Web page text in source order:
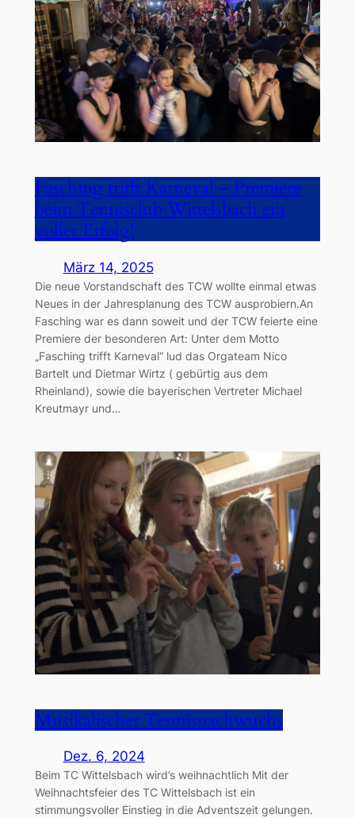
Fasching trifft Karneval – Premiere
beim Tennisclub Wittelsbach ein
voller Erfolg!
März 14, 2025
Die neue Vorstandschaft des TCW wollte einmal etwas
Neues in der Jahresplanung des TCW ausprobiern.An
Fasching war es dann soweit und der TCW feierte eine
Premiere der besonderen Art: Unter dem Motto
„Fasching trifft Karneval“ lud das Orgateam Nico
Bartelt und Dietmar Wirtz ( gebürtig aus dem
Rheinland), sowie die bayerischen Vertreter Michael
Kreutmayr und…
Musikalischer Tennisnachwuchs
Dez. 6, 2024
Beim TC Wittelsbach wird’s weihnachtlich Mit der
Weihnachtsfeier des TC Wittelsbach ist ein
stimmungsvoller Einstieg in die Adventszeit gelungen.